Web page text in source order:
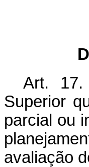
Art.
Superior
parcial ou
avaliação